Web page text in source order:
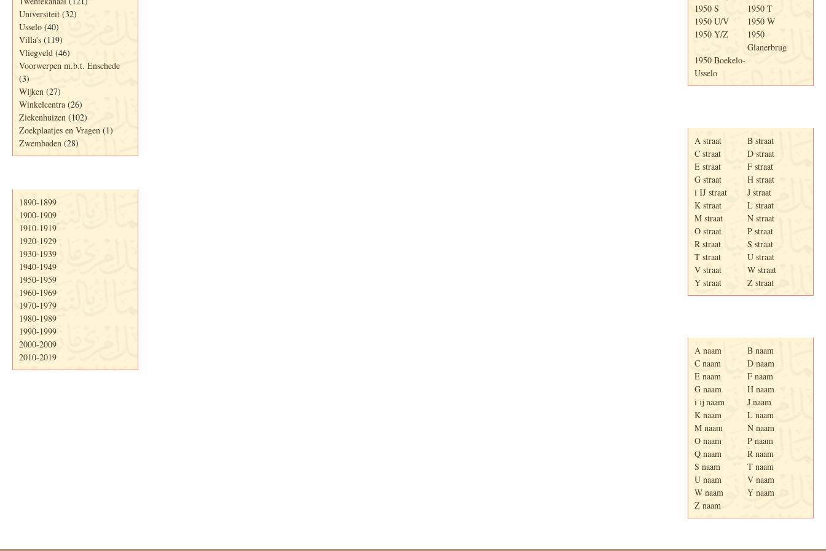
Universiteit (32)
Usselo (40)
Villa's (119)
Vliegveld (46)
Voorwerpen m.b.t. Enschede
(3)
Wijken (27)
Winkelcentra (26)
Ziekenhuizen (102)
Zoekplaatjes en Vragen (1)
Zwembaden (28)
1890-1899
1900-1909
1910-1919
1920-1929
1930-1939
1940-1949
1950-1959
1960-1969
1970-1979
1980-1989
1990-1999
2000-2009
2010-2019
1950 S
1950 T
1950 U/V
1950 W
1950 Y/Z
1950
Glanerbrug
1950 Boekelo-
Usselo
A straat
B straat
C straat
D straat
E straat
F straat
G straat
H straat
i IJ straat
J straat
K straat
L straat
M straat
N straat
O straat
P straat
R straat
S straat
T straat
U straat
V straat
W straat
Y straat
Z straat
A naam
B naam
C naam
D naam
E naam
F naam
G naam
H naam
i ij naam
J naam
K naam
L naam
M naam
N naam
O naam
P naam
Q naam
R naam
S naam
T naam
U naam
V naam
W naam
Y naam
Z naam